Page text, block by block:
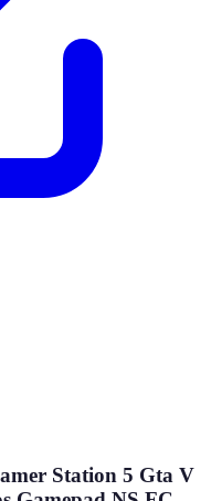
Station 5 Gta V